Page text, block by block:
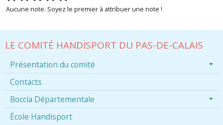
Aucune note. Soyez le premier à attribuer une note !
LE COMITÉ HANDISPORT DU PAS-DE-CALAIS
Présentation du comité
Contacts
Boccia Départementale
École Handisport